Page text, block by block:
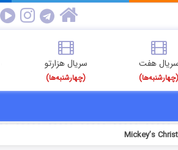
سریال هفت
(چهارشنبه‌ها)
سریال هزارتو
(چهارشنبه‌ها)